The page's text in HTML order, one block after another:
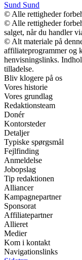
Sund Sund
© Alle rettigheder
© Alle rettigheder
salget, når du handler
© Alt materiale på
affiliateprogrammer og
henvisningslinks.
tilladelse.
Bliv klogere på os
Vores historie
Vores grundlag
Redaktionsteam
Donér
Kontorsteder
Detaljer
Typiske spørgsmål
Fejlfinding
Anmeldelse
Jobopslag
Tip redaktionen
Alliancer
Kampagnepartner
Sponsorat
Affiliatepartner
Allieret
Medier
Kom i kontakt
Navigationslinks